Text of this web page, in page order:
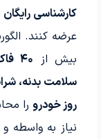
کارشناسی
عرضه کنند.
بیش از
۴۰
سلامت بدنه،
روز خودرو را
نیاز به واسطه و